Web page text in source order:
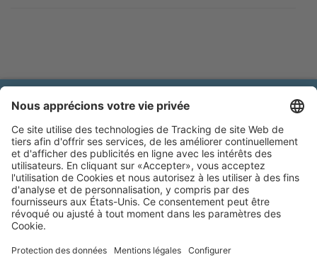
Brands of Kerbl
Mentions légales
Catalogues online
Protection des données
Déclaration
d'accessibilité
MAGIC BRUSH®